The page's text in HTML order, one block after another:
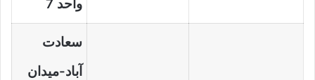
واحد 7
سعادت
آباد-میدان